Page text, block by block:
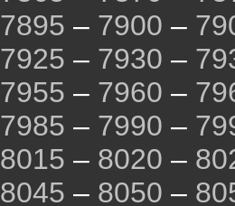
7895 – 7900 –
7925 – 7930 –
7955 – 7960 –
7985 – 7990 –
8015 – 8020 –
8045 – 8050 –